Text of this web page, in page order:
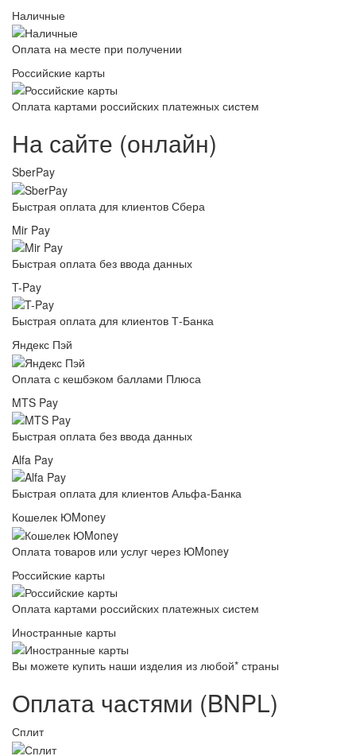
Наличные
Оплата на месте при получении
Российские карты
Оплата картами российских платежных систем
На сайте (онлайн)
SberPay
Быстрая оплата для клиентов Сбера
Mir Pay
Быстрая оплата без ввода данных
T-Pay
Быстрая оплата для клиентов Т-Банка
Яндекс Пэй
Оплата с кешбэком баллами Плюса
MTS Pay
Быстрая оплата без ввода данных
Alfa Pay
Быстрая оплата для клиентов Альфа-Банка
Кошелек ЮMoney
Оплата товаров или услуг через ЮMoney
Российские карты
Оплата картами российских платежных систем
Иностранные карты
Вы можете купить наши изделия из любой* страны
Оплата частями (BNPL)
Сплит